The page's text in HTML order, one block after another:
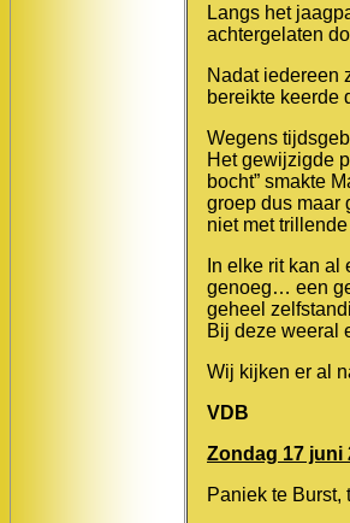
Langs het
achtergelaten
Nadat iedereen
bereikte keerde
Wegens
Het gewijzigde
bocht” smakte
groep dus maar
niet met
In elke rit kan
genoeg… een
geheel
Bij deze weeral
Wij kijken er al
VDB
Zondag 17 juni
Paniek te Burst,